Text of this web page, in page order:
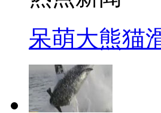
呆萌大熊猫